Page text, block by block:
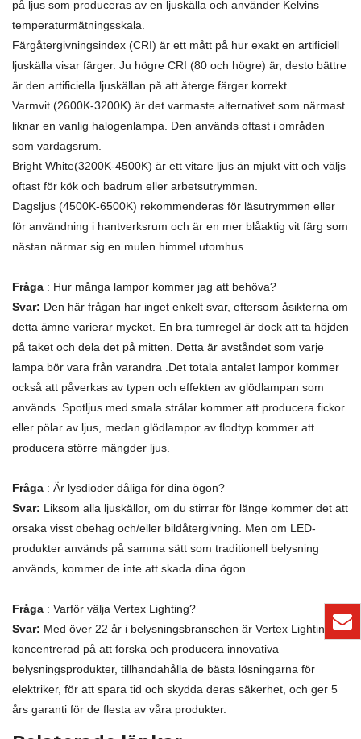
på ljus som produceras av en ljuskälla och använder Kelvins
temperaturmätningsskala.
Färgåtergivningsindex (CRI) är ett mått på hur exakt en artificiell
ljuskälla visar färger. Ju högre CRI (80 och högre) är, desto bättre
är den artificiella ljuskällan på att återge färger korrekt.
Varmvit (2600K-3200K) är det varmaste alternativet som närmast
liknar en vanlig halogenlampa. Den används oftast i områden
som vardagsrum.
Bright White(3200K-4500K) är ett vitare ljus än mjukt vitt och väljs
oftast för kök och badrum eller arbetsutrymmen.
Dagsljus (4500K-6500K) rekommenderas för läsutrymmen eller
för användning i hantverksrum och är en mer blåaktig vit färg som
nästan närmar sig en mulen himmel utomhus.
Fråga : Hur många lampor kommer jag att behöva?
Svar: Den här frågan har inget enkelt svar, eftersom åsikterna om
detta ämne varierar mycket. En bra tumregel är dock att ta höjden
på taket och dela det på mitten. Detta är avståndet som varje
lampa bör vara från varandra .Det totala antalet lampor kommer
också att påverkas av typen och effekten av glödlampan som
används. Spotljus med smala strålar kommer att producera fickor
eller pölar av ljus, medan glödlampor av flodtyp kommer att
producera större mängder ljus.
Fråga : Är lysdioder dåliga för dina ögon?
Svar: Liksom alla ljuskällor, om du stirrar för länge kommer det att
orsaka visst obehag och/eller bildåtergivning. Men om LED-
produkter används på samma sätt som traditionell belysning
används, kommer de inte att skada dina ögon.
Fråga : Varför välja Vertex Lighting?
Svar: Med över 22 år i belysningsbranschen är Vertex Lighting
koncentrerad på att forska och producera innovativa
belysningsprodukter, tillhandahålla de bästa lösningarna för
elektriker, för att spara tid och skydda deras säkerhet, och ger 5
års garanti för de flesta av våra produkter.